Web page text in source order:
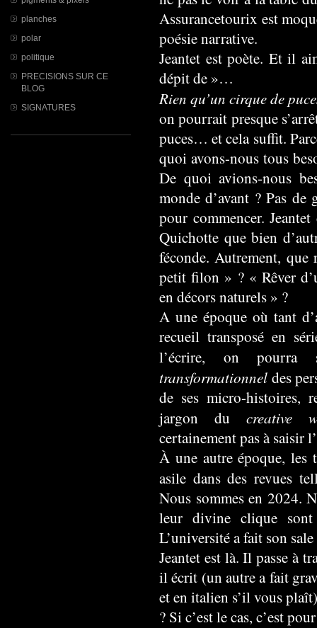
planches
polar
politique
PRECISIONS SUR CE
BLOG
SIGNATURES
Assurancetourix est
poésie narrative.
Jeantet est poète. Et il
dépit de »…
Rien qu’un cirque de
on pourrait presque
puces… et cela suffit.
quoi avons-nous tous
De quoi avions-nous
monde d’avant ? Pas
pour commencer.
Quichotte que bien
féconde. Autrement,
petit filon » ? « Rêver
en décors naturels » ?
A une époque où tant
recueil transposé en
l’écrire, on pourra
transformationnel des
de ses micro-histoires,
jargon du creative
certainement pas à saisir
À une autre époque, les
asile dans des revues
Nous sommes en 2024.
leur divine clique sont
L’université a fait son
Jeantet est là. Il passe à
il écrit (un autre a fait
et en italien s’il vous
? Si c’est le cas, c’est